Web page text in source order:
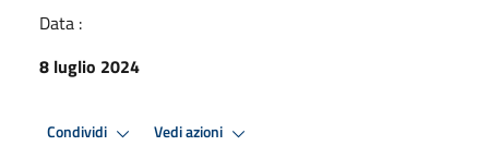
Data :
8 luglio 2024
Condividi Vedi azioni